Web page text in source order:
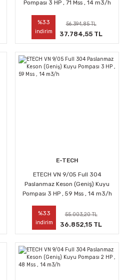
Pompası 3 HP , 71 Mss , 14 m3/h
%33
indirim
56.394,85 TL
37.784,55 TL
E-TECH
ETECH VN 9/05 Full 304
Paslanmaz Keson (Geniş) Kuyu
Pompası 3 HP , 59 Mss , 14 m3/h
%33
indirim
55.003,20 TL
36.852,15 TL